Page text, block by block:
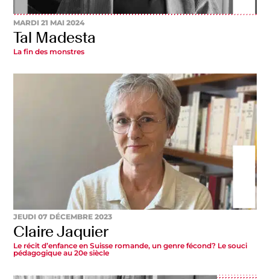
MARDI 21 MAI 2024
Tal Madesta
La fin des monstres
JEUDI 07 DÉCEMBRE 2023
Claire Jaquier
Le récit d’enfance en Suisse romande, un genre fécond? Le souci
pédagogique au 20e siècle